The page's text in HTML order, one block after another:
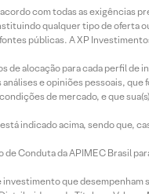
com todas as exigências
qualquer tipo de oferta
públicas. A XP
de alocação para cada perfil de
e opiniões pessoais,
de mercado, e que
indicado acima, sendo que,
Conduta da APIMEC Brasil
que desempenham